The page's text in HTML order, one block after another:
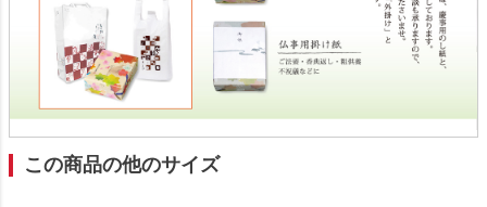
この商品の他のサイズ